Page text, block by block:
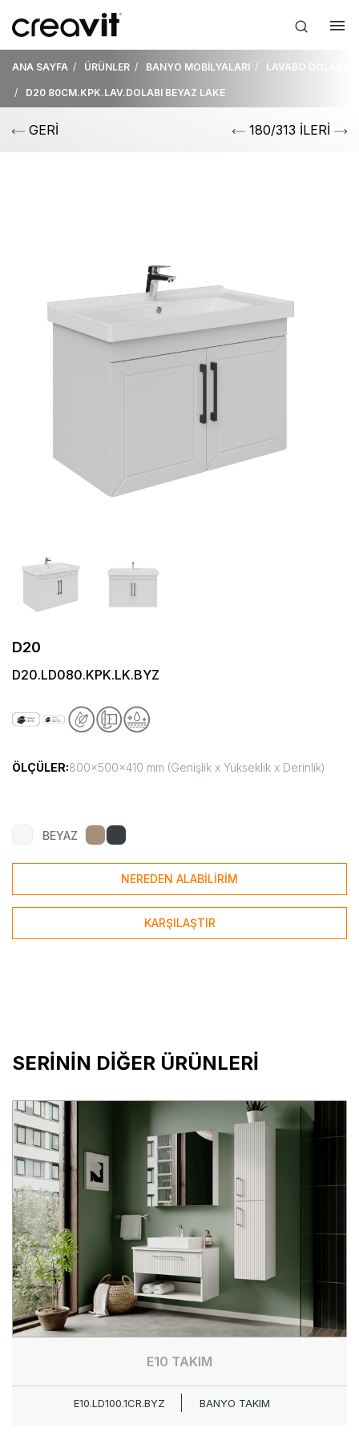
ANA SAYFA ÜRÜNLER BANYO MOBİLYALARI LAVABO DOLABI
D20 80CM.KPK.LAV.DOLABI BEYAZ LAKE
GERİ 180/313 İLERİ
D20
D20.LD080.KPK.LK.BYZ
ÖLÇÜLER:800x500x410 mm (Genişlik x Yükseklik x Derinlik)
BEYAZ
NEREDEN ALABİLİRİM
KARŞILAŞTIR
SERİNİN DİĞER ÜRÜNLERİ
E10 TAKIM
E10.LD100.1CR.BYZ BANYO TAKIM